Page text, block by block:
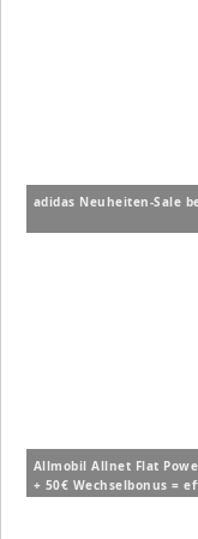
adidas Neuheiten-Sale
Allmobil Allnet Flat
+ 50€ Wechselbonus =